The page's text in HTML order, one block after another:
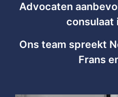
Advocaten
consulaat
Ons team spreekt
Frans